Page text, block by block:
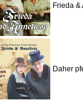
Frieda
Daher